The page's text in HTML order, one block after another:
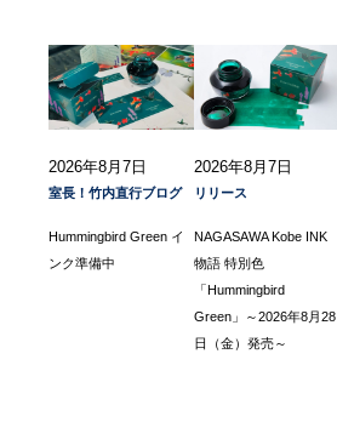
2026年8月7日
室長！竹内直行ブログ
Hummingbird Green イ
ンク準備中
2026年8月7日
リリース
NAGASAWA Kobe INK
物語 特別色
「Hummingbird
Green」～2026年8月28
日（金）発売～